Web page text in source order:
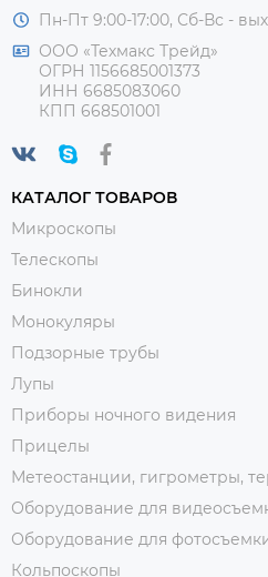
Пн-Пт 9:00-17:00, Сб-Вс -
ООО «Техмакс Трейд»
ОГРН 1156685001373
ИНН 6685083060
КПП 668501001
КАТАЛОГ ТОВАРОВ
Микроскопы
Телескопы
Бинокли
Монокуляры
Подзорные трубы
Лупы
Приборы ночного видения
Прицелы
Метеостанции, гигрометры,
Оборудование для
Оборудование для
Кольпоскопы